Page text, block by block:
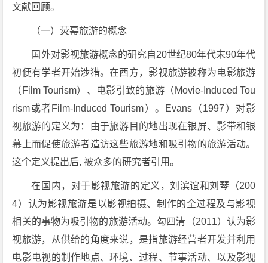
文献回顾。
（一）荧幕旅游的概念
国外对影视旅游概念的研究自20世纪80年代末90年代
初便有学者开始涉猎。在西方，影视旅游被称为电影旅游
（Film Tourism）、电影引致的旅游（Movie-Induced Tou
rism或者Film-Induced Tourism）。Evans（1997）对影
视旅游的定义为：由于旅游目的地出现在银屏、影带和银
幕上而促使旅游者造访这些旅游地和吸引物的旅游活动。
这个定义提出后, 被众多的研究者引用。
在国内，对于影视旅游的定义，刘滨谊和刘琴（200
4）认为影视旅游是以影视拍摄、制作的全过程及与影视
相关的事物为吸引物的旅游活动。勾四清（2011）认为影
视旅游，从供给的角度来说，是指旅游经营者开发并利用
电影电视的制作地点、环境、过程、节事活动、以及影视